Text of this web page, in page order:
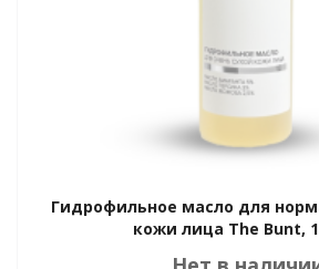
Гидрофильное масло для
кожи лица The Bunt,